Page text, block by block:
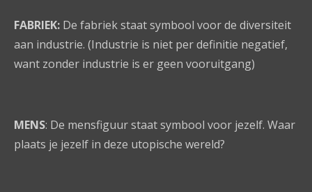
FABRIEK: De fabriek staat symbool voor de diversiteit
aan industrie. (Industrie is niet per definitie negatief,
want zonder industrie is er geen vooruitgang)
MENS: De mensfiguur staat symbool voor jezelf. Waar
plaats je jezelf in deze utopische wereld?